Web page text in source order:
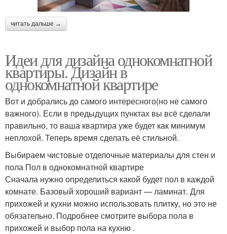
читать дальше →
Идеи для дизайна однокомнатной
квартиры. Дизайн в
однокомнатной квартире
Вот и добрались до самого интересного(но не самого
важного). Если в предыдущих пунктах вы всё сделали
правильно, то ваша квартира уже будет как минимум
неплохой. Теперь время сделать её стильной.
Выбираем чистовые отделочные материалы для стен и
пола Пол в однокомнатной квартире
Сначала нужно определиться какой будет пол в каждой
комнате. Базовый хороший вариант — ламинат. Для
прихожей и кухни можно использовать плитку, но это не
обязательно. Подробнее смотрите выбора пола в
прихожей и выбор пола на кухню .